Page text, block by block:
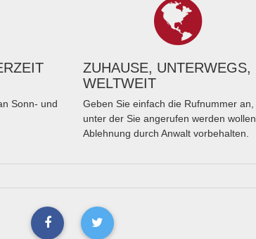
Sonn- und
ZUHAUSE, UNTERWEGS,
WELTWEIT
Geben Sie einfach die Rufnummer an,
unter der Sie angerufen werden wollen.
Ablehnung durch Anwalt vorbehalten.